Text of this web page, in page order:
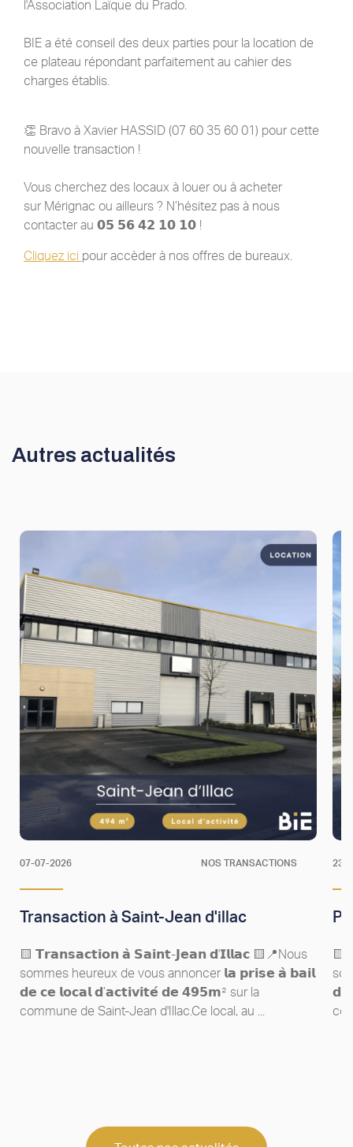
l'Association Laïque du Prado.
BIE a été conseil des deux parties pour la location de
ce plateau répondant parfaitement au cahier des
charges établis.
👏 Bravo à Xavier HASSID (07 60 35 60 01) pour cette
nouvelle transaction !
Vous cherchez des locaux à louer ou à acheter
sur Mérignac ou ailleurs ? N’hésitez pas à nous
contacter au 𝟬𝟱 𝟱𝟲 𝟰𝟮 𝟭𝟬 𝟭𝟬 !
Cliquez ici pour accèder à nos offres de bureaux.
Autres actualités
07-07-2026 NOS TRANSACTIONS
Transaction à Saint-Jean d'illac
🟨 𝗧𝗿𝗮𝗻𝘀𝗮𝗰𝘁𝗶𝗼𝗻 𝗮̀ 𝗦𝗮𝗶𝗻𝘁-𝗝𝗲𝗮𝗻 𝗱'𝗜𝗹𝗹𝗮𝗰​ 🟨📍Nous
sommes heureux de vous annoncer 𝗹𝗮 𝗽𝗿𝗶𝘀𝗲 𝗮̀ 𝗯𝗮𝗶𝗹
𝗱𝗲 𝗰𝗲 𝗹𝗼𝗰𝗮𝗹 𝗱’𝗮𝗰𝘁𝗶𝘃𝗶𝘁𝗲́ 𝗱𝗲 𝟰𝟵𝟱𝗺² sur la
commune de Saint-Jean d'Illac.Ce local, au ...
23-
🟨
𝗱𝗲